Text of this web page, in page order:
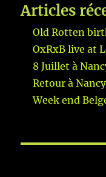
Articles
Old Rotten
OxRxB live at
8 Juillet à
Retour à
Week end